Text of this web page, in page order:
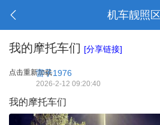
机车靓照区
我的摩托车们 [分享链接]
点击重新加载雷子1976
2026-2-12 09:20:40
我的摩托车们